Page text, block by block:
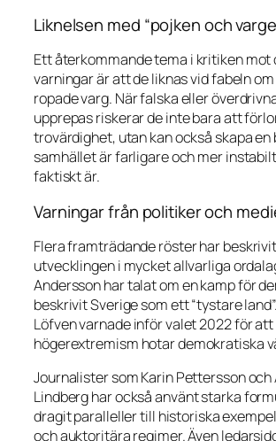
Liknelsen med “pojken och
Ett återkommande tema i kritiken mot
varningar är att de liknas vid fabeln
ropade varg. När falska eller
upprepas riskerar de inte bara att
trovärdighet, utan kan också skapa en
samhället är farligare och mer
faktiskt är.
Varningar från politiker och
Flera framträdande röster har
utvecklingen i mycket allvarliga
Andersson har talat om en kamp för
beskrivit Sverige som ett “tystare
Löfven varnade inför valet 2022 för att
högerextremism hotar demokratiska
Journalister som Karin Pettersson och
Lindberg har också använt starka
dragit paralleller till historiska
och auktoritära regimer. Även